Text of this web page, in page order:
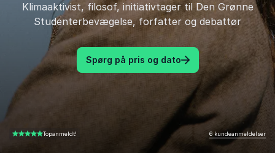
Klimaaktivist, filosof, initiativtager til Den Grønne
Studenterbevægelse, forfatter og debattør
Spørg på pris og dato
4.83 ud af 5Topanmeldt! 6 kundeanmeldelser